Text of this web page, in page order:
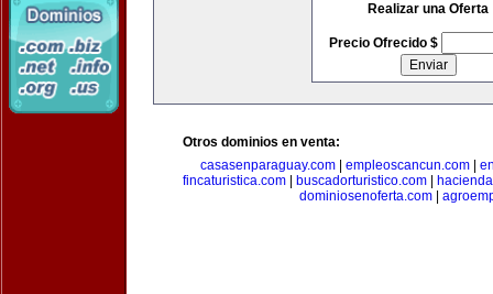
Realizar una Oferta
Precio Ofrecido $
Otros dominios en venta:
casasenparaguay.com| empleoscancun.com|
fincaturistica.com
buscadorturistico.com
dominiosenoferta.com|